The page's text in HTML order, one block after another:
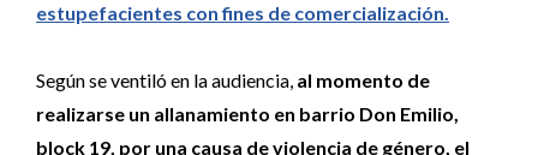
estupefacientes con fines de comercialización.
Según se ventiló en la audiencia, al momento de
realizarse un allanamiento en barrio Don Emilio,
block 19, por una causa de violencia de género, el